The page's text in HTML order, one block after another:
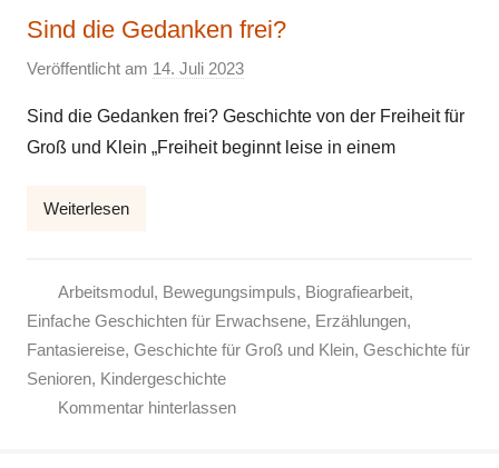
Sind die Gedanken frei?
Veröffentlicht am 14. Juli 2023
n
E
Sind die Gedanken frei? Geschichte von der Freiheit für
Groß und Klein „Freiheit beginnt leise in einem
Weiterlesen
Arbeitsmodul, Bewegungsimpuls, Biografiearbeit,
Einfache Geschichten für Erwachsene, Erzählungen,
Fantasiereise, Geschichte für Groß und Klein, Geschichte für
Senioren, Kindergeschichte
Kommentar hinterlassen